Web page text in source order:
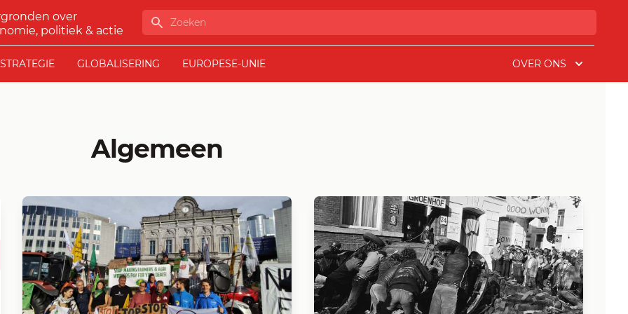
over
politiek & actie
Zoeken
STRATEGIE GLOBALISERING EUROPESE-UNIE OVER ONS
Algemeen